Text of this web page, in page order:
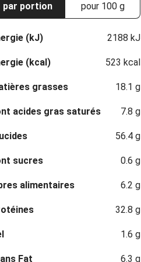
par portion pour 100 g
(kJ) 2188 kJ
(kcal) 523 kcal
grasses 18.1 g
acides gras saturés 7.8 g
56.4 g
sucres 0.6 g
alimentaires 6.2 g
32.8 g
1.6 g
Fat 6.3 g